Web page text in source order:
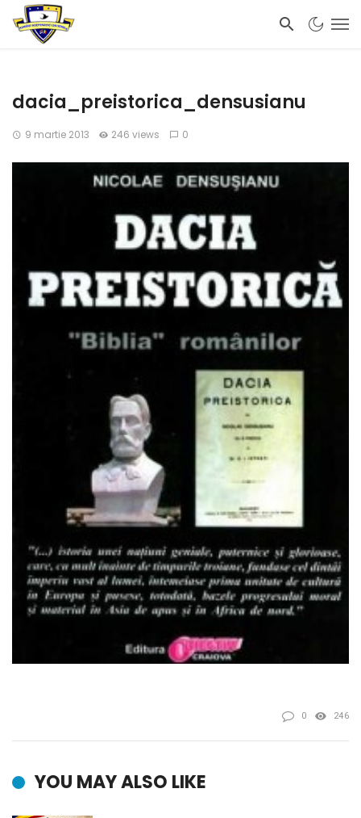
dacia_preistorica_densusianu
9 martie 2013 246 views 0
0 246
YOU MAY ALSO LIKE